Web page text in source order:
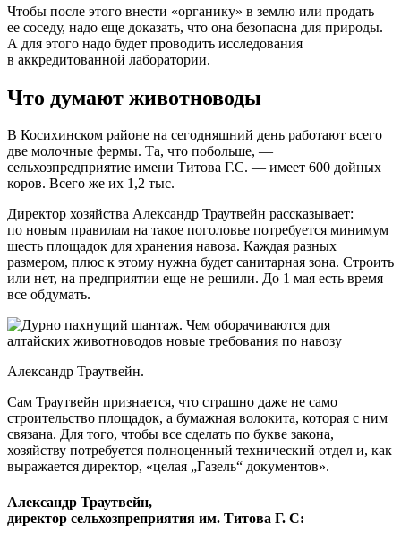
Чтобы после этого внести «органику» в землю или продать
ее соседу, надо еще доказать, что она безопасна для природы.
А для этого надо будет проводить исследования
в аккредитованной лаборатории.
Что думают животноводы
В Косихинском районе на сегодняшний день работают всего
две молочные фермы. Та, что побольше, —
сельхозпредприятие имени Титова Г.С. — имеет 600 дойных
коров. Всего же их 1,2 тыс.
Директор хозяйства Александр Траутвейн рассказывает:
по новым правилам на такое поголовье потребуется минимум
шесть площадок для хранения навоза. Каждая разных
размером, плюс к этому нужна будет санитарная зона. Строить
или нет, на предприятии еще не решили. До 1 мая есть время
все обдумать.
Александр Траутвейн.
Сам Траутвейн признается, что страшно даже не само
строительство площадок, а бумажная волокита, которая с ним
связана. Для того, чтобы все сделать по букве закона,
хозяйству потребуется полноценный технический отдел и, как
выражается директор, «целая „Газель“ документов».
Александр Траутвейн,
директор сельхозпреприятия им. Титова Г. С: